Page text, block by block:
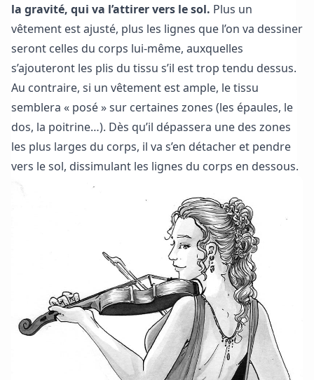
la gravité, qui va l’attirer vers le sol. Plus un
vêtement est ajusté, plus les lignes que l’on va dessiner
seront celles du corps lui-même, auxquelles
s’ajouteront les plis du tissu s’il est trop tendu dessus.
Au contraire, si un vêtement est ample, le tissu
semblera « posé » sur certaines zones (les épaules, le
dos, la poitrine…). Dès qu’il dépassera une des zones
les plus larges du corps, il va s’en détacher et pendre
vers le sol, dissimulant les lignes du corps en dessous.